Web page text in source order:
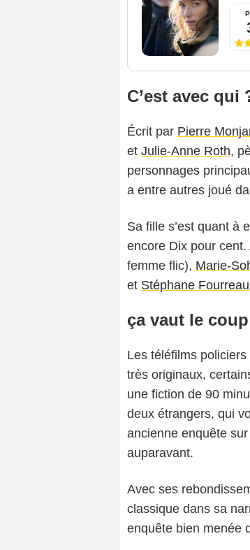
C’est avec qui
Écrit par Pierre
et Julie-Anne Roth,
personnages
a entre autres joué
Sa fille s’est quant à
encore Dix pour
femme flic), Marie-
et Stéphane Fourreau
ça vaut le
Les téléfilms
très originaux,
une fiction de 90
deux étrangers, qui
ancienne enquête
auparavant.
Avec ses
classique dans sa
enquête bien menée